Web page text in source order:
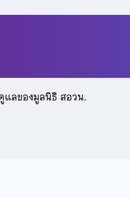
แลของมูลนิธิ สอวน.